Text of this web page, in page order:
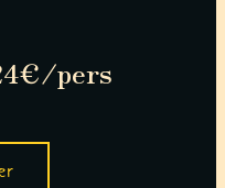
pers